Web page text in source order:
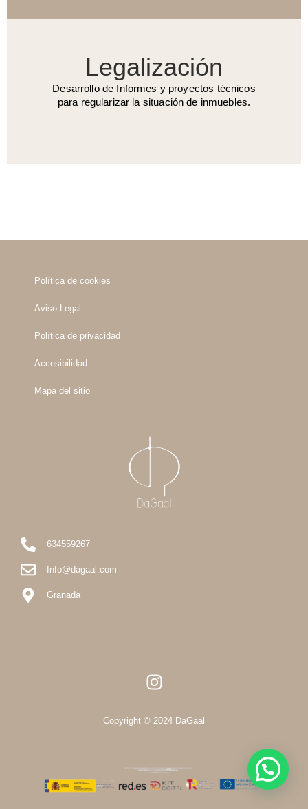
Legalización
Desarrollo de Informes y proyectos técnicos
para regularizar la situación de inmuebles.
Política de cookies
Aviso Legal
Política de privacidad
Accesibilidad
Mapa del sitio
634559267
Info@dagaal.com
Granada
I
n
t
r
a
Copyright © 2024 DaGaal